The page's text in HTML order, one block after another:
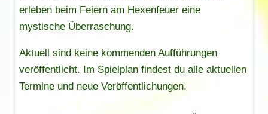
erleben beim Feiern am Hexenfeuer eine
mystische Überraschung.
Aktuell sind keine kommenden Aufführungen
veröffentlicht. Im Spielplanfindest du alle aktuellen
Termine und neue Veröffentlichungen.